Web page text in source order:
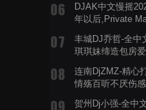
DJAK中文慢摇
年以后,Private
丰城DJ乔哲-全中
琪琪妹缔造包房
连南DjZMZ-精心
情殇百听不厌伤
贺州Dj小强-全中